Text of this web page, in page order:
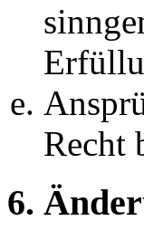
Recht
6.